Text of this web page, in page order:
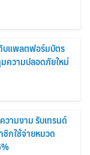
ตั้งแต่วันนี้ – 18
บแพลตฟอร์มบัตร
ความปลอดภัยใหม่
วามงาม รับเทรนด์
กใช้จ่ายหมวด